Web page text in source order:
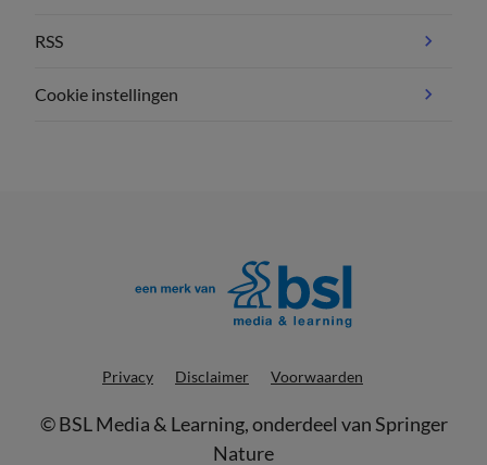
RSS
Cookie instellingen
Privacy Disclaimer Voorwaarden
©BSL Media & Learning, onderdeel vanSpringer
Nature